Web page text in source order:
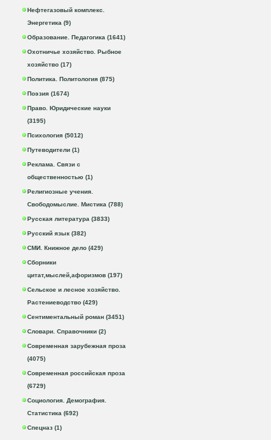
Нефтегазовый комплекс.
Энергетика (9)
Образование. Педагогика (1641)
Охотничье хозяйство. Рыбное
хозяйство (17)
Политика. Политология (875)
Поэзия (1674)
Право. Юридические науки
(3195)
Психология (5012)
Путеводители (1)
Реклама. Связи с
общественностью (1)
Религиозные учения.
Свободомыслие. Мистика (788)
Русская литература (3833)
Русский язык (382)
СМИ. Книжное дело (429)
Сборники
цитат,мыслей,афоризмов (197)
Сельское и лесное хозяйство.
Растениеводство (429)
Сентиментальный роман (3451)
Словари. Справочники (2)
Современная зарубежная проза
(4075)
Современная российская проза
(6729)
Социология. Демография.
Статистика (692)
Спецназ (1)